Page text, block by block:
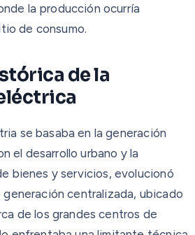
la producción ocurría
de consumo.
de la
se basaba en la generación
el desarrollo urbano y la
bienes y servicios, evolucionó
generación centralizada, ubicado
de los grandes centros de